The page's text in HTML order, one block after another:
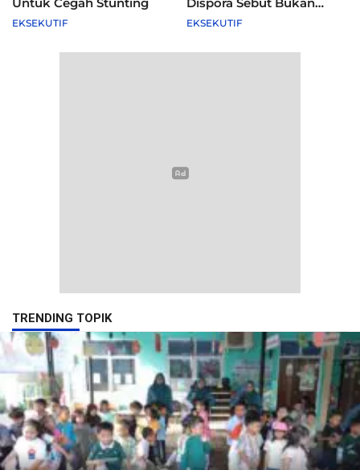
EKSEKUTIF
Agenda Pemkot
EKSEKUTIF
TRENDING TOPIK